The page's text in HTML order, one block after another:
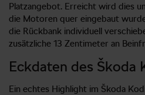
Platzangebot. Erreicht wird dies
die Motoren quer eingebaut
die Rückbank individuell
zusätzliche 13 Zentimeter an
Eckdaten des Škoda
Ein echtes Highlight im Škoda